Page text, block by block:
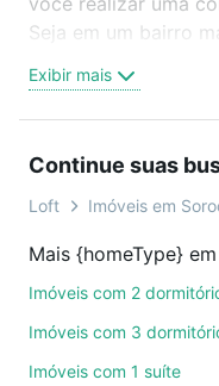
Seja em um bairro
oferta ideal de
Sorocaba, SP para
sem compromisso e
46 mil corretores e
Como escolher um
Use barra de busca
Exibir mais
Continue suas
Loft Imóveis em
Mais {homeType}
Imóveis com 2
Imóveis com 3
Imóveis com 1 suíte